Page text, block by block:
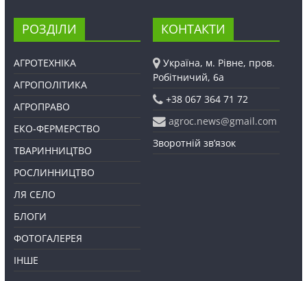
РОЗДІЛИ
АГРОТЕХНІКА
АГРОПОЛІТИКА
АГРОПРАВО
ЕКО-ФЕРМЕРСТВО
ТВАРИННИЦТВО
РОСЛИННИЦТВО
ЛЯ СЕЛО
БЛОГИ
ФОТОГАЛЕРЕЯ
ІНШЕ
КОНТАКТИ
Україна, м. Рівне, пров.
Робітничий, 6а
+38 067 364 71 72
agroc.news@gmail.com
Зворотній зв’язок